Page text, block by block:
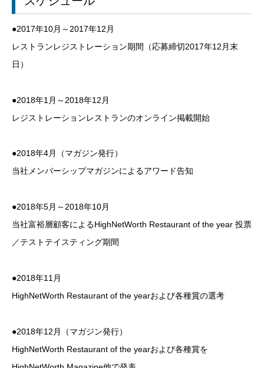
●2017年10月～2017年12月
レストランレジストレーション期間（応募締切2017年12月末
日）
●2018年1月～2018年12月
レジストレーションレストランのオンライン掲載開始
●2018年4月（マガジン発行）
当社メンバーシップマガジンによるアワード告知
●2018年5月～2018年10月
当社富裕層顧客によるHighNetWorth Restaurant of the year 投票
／テストテイスティング期間
●2018年11月
HighNetWorth Restaurant of the yearおよび各種賞の選考
●2018年12月（マガジン発行）
HighNetWorth Restaurant of the yearおよび各種賞を